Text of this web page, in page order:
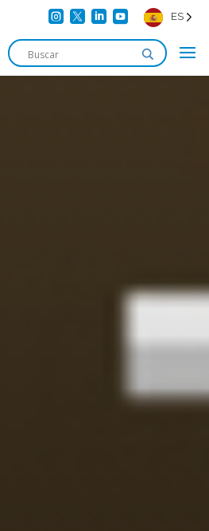
    ES